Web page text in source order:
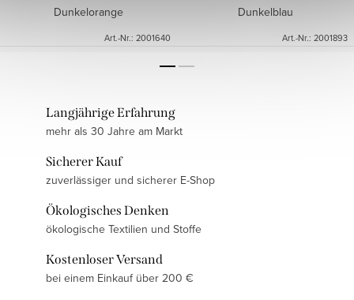
Dunkelorange
Art.-Nr.: 2001640
Dunkelblau
Art.-Nr.: 2001893
Langjährige Erfahrung
mehr als 30 Jahre am Markt
Sicherer Kauf
zuverlässiger und sicherer E-Shop
Ökologisches Denken
ökologische Textilien und Stoffe
Kostenloser Versand
bei einem Einkauf über 200 €